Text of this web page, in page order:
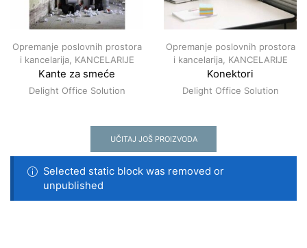
Opremanje poslovnih prostora
i kancelarija, KANCELARIJE
Kante za smeće
Delight Office Solution
Opremanje poslovnih prostora
i kancelarija, KANCELARIJE
Konektori
Delight Office Solution
UČITAJ JOŠ PROIZVODA
Selected static block was removed or
unpublished